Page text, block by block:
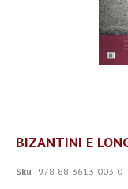
Vai
all'inizio
galleria
BIZANTINI E
Sku 978-88-3613-003-0